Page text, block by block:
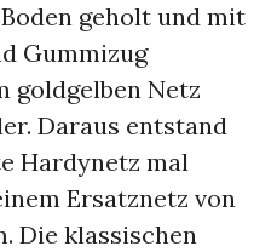
geholt und mit
Gummizug
goldgelben Netz
Daraus entstand
Hardynetz mal
Ersatznetz von
Die klassischen